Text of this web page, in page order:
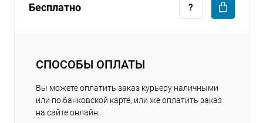
Бесплатно
СПОСОБЫ ОПЛАТЫ
Вы можете оплатить заказ курьеру наличными
или по банковской карте, или же оплатить заказ
на сайте онлайн.